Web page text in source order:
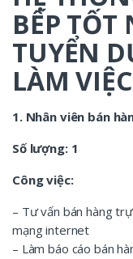
BẾP TỐT
TUYỂN
LÀM VIỆC
1. Nhân viên bán
Số lượng: 1
Công việc:
– Tư vấn bán hàng
mạng internet
– Làm báo cáo bán